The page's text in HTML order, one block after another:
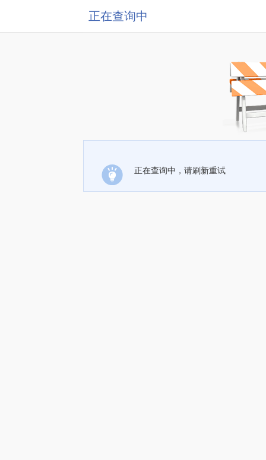
正在查询中
正在查询中，请刷新重试